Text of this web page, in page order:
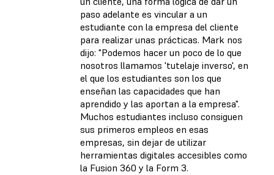
paso adelante es vincular a un
estudiante con la empresa del cliente
para realizar unas prácticas. Mark nos
dijo: "Podemos hacer un poco de lo que
nosotros llamamos 'tutelaje inverso', en
el que los estudiantes son los que
enseñan las capacidades que han
aprendido y las aportan a la empresa".
Muchos estudiantes incluso consiguen
sus primeros empleos en esas
empresas, sin dejar de utilizar
herramientas digitales accesibles como
la Fusion 360 y la Form 3.